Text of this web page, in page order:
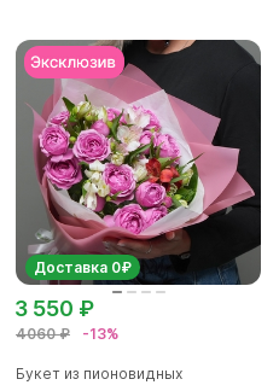
Доставка 0₽
4060 ₽ -13%
3 550 ₽
Букет из пионовидных